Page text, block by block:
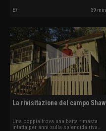
riparazioni.
E7 39 min
La rivisitazione del campo Shaw
Una coppia trova una baita rimasta
intatta per anni sulla splendida riva